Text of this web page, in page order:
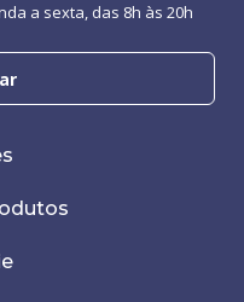
a sexta, das 8h às 20h